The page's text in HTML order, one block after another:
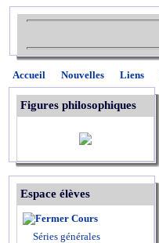
Accueil Nouvelles Liens
Figures philosophiques
Espace élèves
Cours
Séries générales